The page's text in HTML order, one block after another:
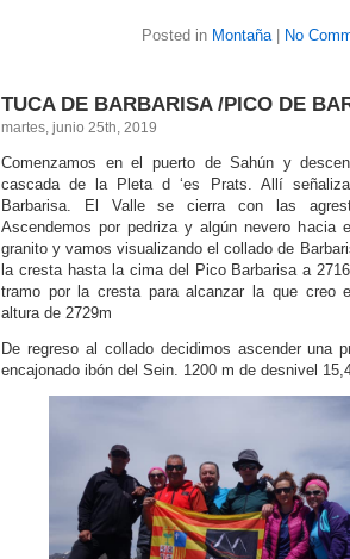
Posted in Montaña| No
TUCA DE BARBARISA /PICO DE
martes, junio 25th, 2019
Comenzamos en el puerto de Sahún y
cascada de la Pleta d ‘es Prats. Allí
Barbarisa. El Valle se cierra con las
Ascendemos por pedriza y algún nevero hacia
granito y vamos visualizando el collado de
la cresta hasta la cima del Pico Barbarisa a
tramo por la cresta para alcanzar la que creo
altura de 2729m
De regreso al collado decidimos ascender una
encajonado ibón del Sein. 1200 m de desnivel